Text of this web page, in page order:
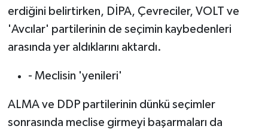
erdiğini belirtirken, DİPA, Çevreciler, VOLT ve
'Avcılar' partilerinin de seçimin kaybedenleri
arasında yer aldıklarını aktardı.
- Meclisin 'yenileri'
ALMA ve DDP partilerinin dünkü seçimler
sonrasında meclise girmeyi başarmaları da